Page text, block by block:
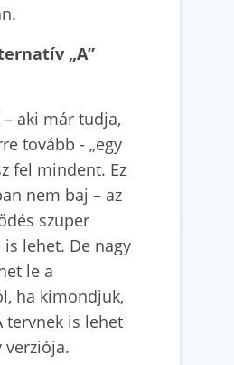
„A”
aki már tudja,
tovább - „egy
fel mindent. Ez
nem baj – az
szuper
lehet. De nagy
le a
ha kimondjuk,
tervnek is lehet
verziója.